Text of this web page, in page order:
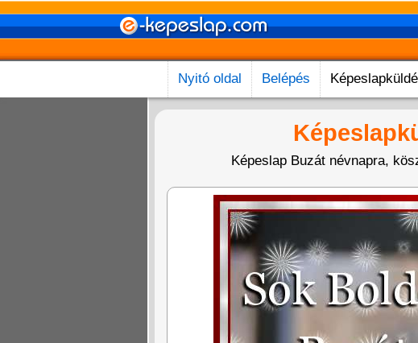
Nyitó oldal Belépés
Képeslap Buzát névnapra,